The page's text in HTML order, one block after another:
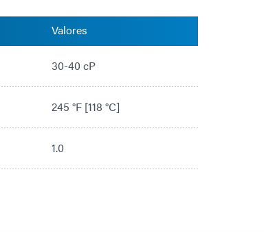
Valores
30-40 cP
245 °F [118 °C]
1.0